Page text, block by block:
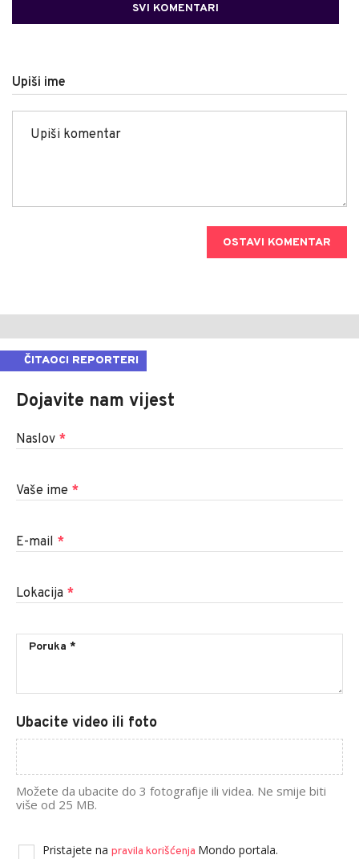
SVI KOMENTARI
Upiši ime
OSTAVI KOMENTAR
ČITAOCI REPORTERI
Dojavite nam vijest
Naslov *
Vaše ime *
E-mail *
Lokacija *
Ubacite video ili foto
Možete da ubacite do 3 fotografije ili videa. Ne smije biti
više od 25 MB.
Pristajete na pravila korišćenja Mondo portala.